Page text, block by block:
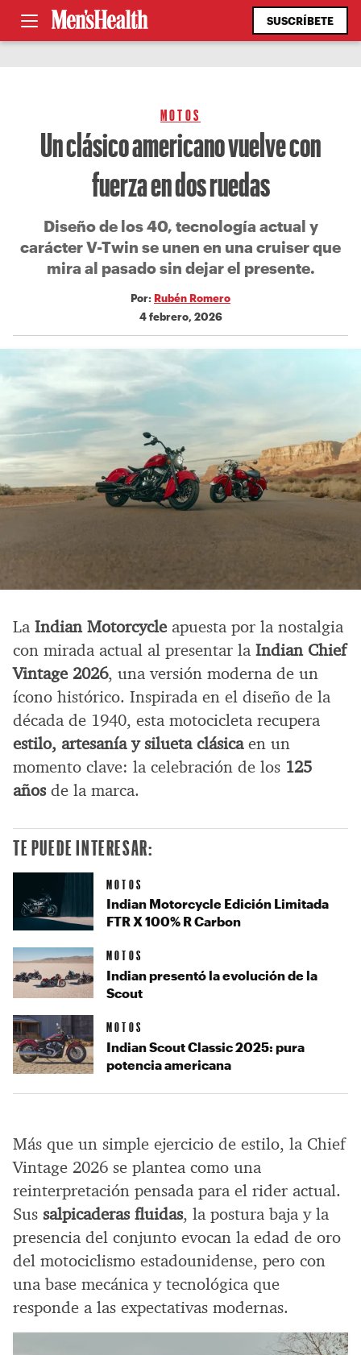
SUSCRÍBETE
MOTOS
Un clásico americano vuelve con
fuerza en dos ruedas
Diseño de los 40, tecnología actual y
carácter V-Twin se unen en una cruiser que
mira al pasado sin dejar el presente.
Por: Rubén Romero
4 febrero, 2026
La Indian Motorcycle apuesta por la nostalgia
con mirada actual al presentar la Indian Chief
Vintage 2026, una versión moderna de un
ícono histórico. Inspirada en el diseño de la
década de 1940, esta motocicleta recupera
estilo, artesanía y silueta clásicaen un
momento clave: la celebración de los 125
añosde la marca.
Más que un simple ejercicio de estilo, la Chief
Vintage 2026 se plantea como una
reinterpretación pensada para el rider actual.
Sus salpicaderas fluidas, la postura baja y la
presencia del conjunto evocan la edad de oro
del motociclismo estadounidense, pero con
una base mecánica y tecnológica que
responde a las expectativas modernas.
TE PUEDE INTERESAR:
MOTOS
Indian Motorcycle Edición Limitada
FTR X 100% R Carbon
MOTOS
Indian presentó la evolución de la
Scout
MOTOS
Indian Scout Classic 2025: pura
potencia americana